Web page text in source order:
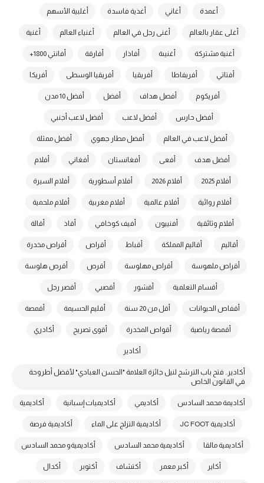
أعمدة أغاني أغذية فاسدة أغلبية الأسهم
أغلى عقار بالعالم أغنى رجل في العالم أغنياء العالم أغنية
أغنية مشتركة أغنيىة أفاذار أفارقة أفانتي 1800+
أفتاتي أفريفاطا أفريقيا أفريقيا الوسطى أفريكا
أفريكوم أفصل هداف أفضل أفضل 10 مدن
أفضل حارس أفضل لاعب أفضل لاعب أجنبي
أفضل لاعب في العالم أفضل مطار جهوي أفضل ممثلة
أفضل هدف أفعى أفغانستان أفغاني أفلام
أفلام 2025 أفلام 2026 أفلام أسطورية أفلام السيرة
أفلام روائية أفلام عالمية أفلام مغربية أفلام ملحمية
أفلام وثائقية أفنييون أفيف كوخافي أقاذ أقالة
أقاليم أقاليم المملكة أقباط أقراص أقراص مخدرة
أقراص ملهوسة أقراص مهلوسة أقرص أقرص هلوسة
أقسام التعلمية أقشور أقصبي أقصر رجل
أقفاص الحيوانات أقل من 20 سنة أقليم الحسيمة أقمصة
أقمصة رياضية أقواص المخدرة أقوى تصريح أكادري
أكادير
أكادير.. فتح باب الترشح لنيل جائزة العلامة "الحسن العبادي" لأفضل أطروحة
في القانون الخاص
أكاديمة محمد السادس أكاديمي أكاديميات إسبانية أكاديمية
أكاديمية JC FOOT أكاديمية التزلج على الماء أكاديمية فرصة
أكاديمية مالقا أكاديمية محمد السادس أكاديميةو محمد السادس
أكاير أكبر معمر أكتشاف أكتوبر أكدال